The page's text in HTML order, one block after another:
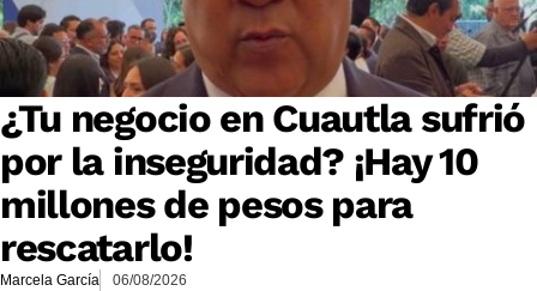
¿Tu negocio en Cuautla sufrió
por la inseguridad? ¡Hay 10
millones de pesos para
rescatarlo!
Marcela García 06/08/2026